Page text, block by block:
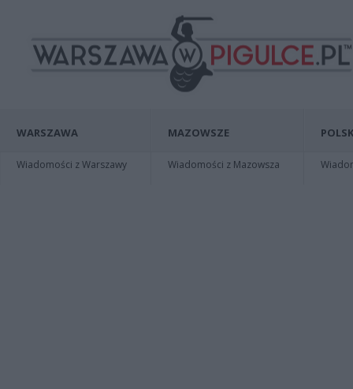
WARSZAWA
Wiadomości z Warszawy
MAZOWSZE
Wiadomości z Mazowsza